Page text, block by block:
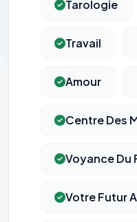
Tarologie
Travail
Amour
Centre Des
Voyance Du
Votre Futur